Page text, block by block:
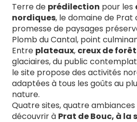
Terre de prédilection pour les
nordiques, le domaine de Prat
promesse de paysages
Plomb du Cantal, point
Entre plateaux, creux de
glaciaires, du public
le site propose des activités
adaptées à tous les goûts au
nature.
Quatre sites, quatre
découvrir à Prat de Bouc, à la